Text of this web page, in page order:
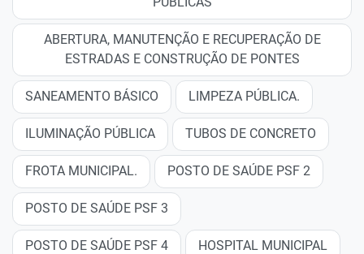
ABERTURA, MANUTENÇÃO E RECUPERAÇÃO DE
ESTRADAS E CONSTRUÇÃO DE PONTES
SANEAMENTO BÁSICO LIMPEZA PÚBLICA.
ILUMINAÇÃO PÚBLICA TUBOS DE CONCRETO
FROTA MUNICIPAL. POSTO DE SAÚDE PSF 2
POSTO DE SAÚDE PSF 3
POSTO DE SAÚDE PSF 4 HOSPITAL MUNICIPAL